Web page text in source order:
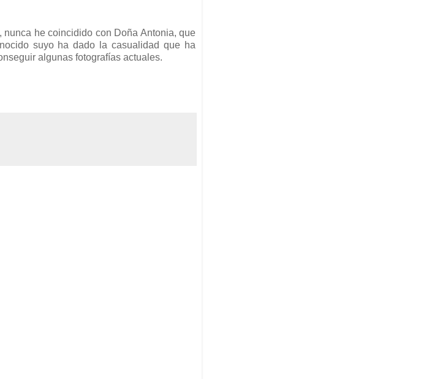
he coincidido con Doña Antonia, que
suyo ha dado la casualidad que ha
algunas fotografías actuales.